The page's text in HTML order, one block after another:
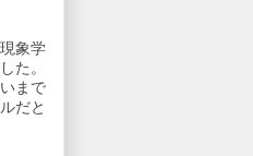
象学
た。
まで
だと